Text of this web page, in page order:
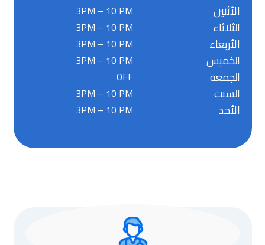
3PM – 10 PM الأثنين
3PM – 10 PM الثلاثاء
3PM – 10 PM الأربعاء
3PM – 10 PM الخميس
OFF الجمعة
3PM – 10 PM السبت
3PM – 10 PM الأحد